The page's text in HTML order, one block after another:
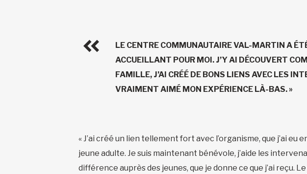
LE CENTRE COMMUNAUTAIRE VAL-MARTIN A
ACCUEILLANT POUR MOI. J’Y AI DÉCOUVERT
FAMILLE, J’AI CRÉÉ DE BONS LIENS AVEC LES
VRAIMENT AIMÉ MON EXPÉRIENCE LÀ-BAS. »
« J’ai créé un lien tellement fort avec l’organisme, que j’ai
jeune adulte. Je suis maintenant bénévole, j’aide les
différence auprès des jeunes, que je donne ce que j’ai reçu. Le